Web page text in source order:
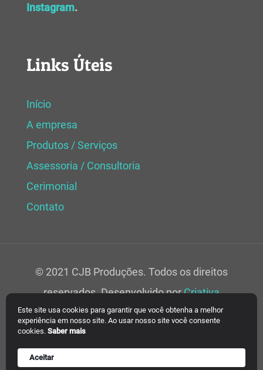
Este site usa cookies para garantir que você obtenha a melhor
experiência em nosso site. Ao usar nosso site você consente
cookies. Saber mais
Aceitar
Instagram.
Links Úteis
Início
A empresa
Produtos / Serviços
Assessoria / Consultoria
Cerimonial
Contato
© 2021 CJB Produções. Todos os direitos
reservados. Desenvolvido porCriativa
Soluções Web.